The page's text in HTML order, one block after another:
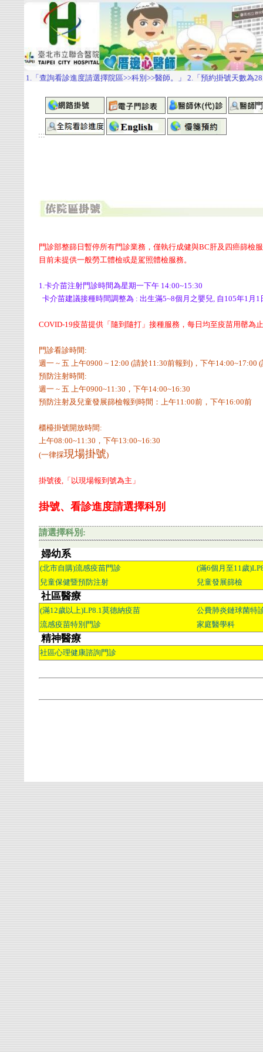
:::
門診部整篩日暫停所有門診業務，僅執行成健與BC肝及四癌篩檢
目前未提供一般勞工體檢或是駕照體檢服務。
1.卡介苗注射門診時間為星期一下午 14:00~15:30
卡介苗建議接種時間調整為 : 出生滿5~8個月之嬰兒, 自105年1月1
COVID-19疫苗提供「隨到隨打」接種服務，每日均至疫苗用罄為止
門診看診時間:
週一 ~ 五 上午0900 ~ 12:00 (請於11:30前報到)，下午14:00~17:00
預防注射時間:
週一 ~ 五 上午0900~11:30，下午14:00~16:30
預防注射及兒童發展篩檢報到時間：上午11:00前，下午16:00前
櫃檯掛號開放時間:
上午08:00~11:30，下午13:00~16:30
(一律採現場掛號)
掛號後,「以現場報到號為主」
掛號、看診進度請選擇科別
請選擇科別:
婦幼系
(北市自購)流感疫苗門診
(滿6個月至11歲
兒童保健暨預防注射
兒童發展篩檢
社區醫療
(滿12歲以上)LP8.1莫德納疫苗
公費肺炎鏈球菌特
流感疫苗特別門診
家庭醫學科
精神醫療
社區心理健康諮詢門診